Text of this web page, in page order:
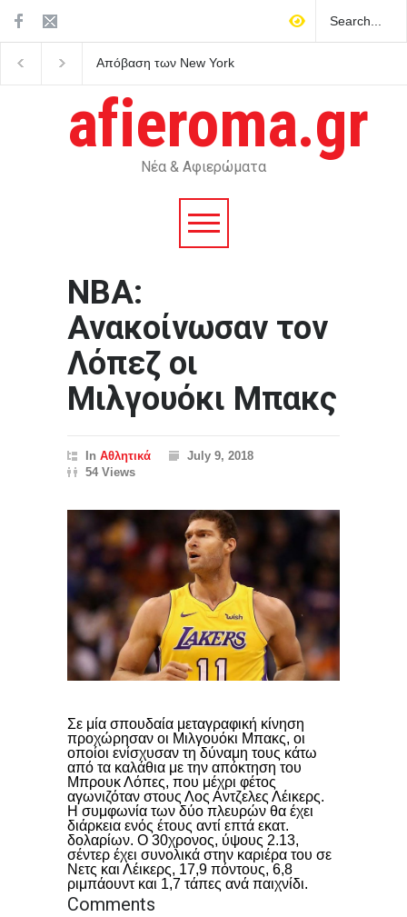
Απόβαση των New York
και της αγγειοπλαστικής
afieroma.gr
Νέα & Αφιερώματα
ΝΒΑ:
Ανακοίνωσαν τον
Λόπεζ οι
Μιλγουόκι Μπακς
In Αθλητικά
July 9, 2018
54 Views
Σε μία σπουδαία μεταγραφική κίνηση
προχώρησαν οι Μιλγουόκι Μπακς, οι
οποίοι ενίσχυσαν τη δύναμη τους κάτω
από τα καλάθια με την απόκτηση του
Μπρουκ Λόπες, που μέχρι φέτος
αγωνιζόταν στους Λος Αντζελες Λέικερς.
Η συμφωνία των δύο πλευρών θα έχει
διάρκεια ενός έτους αντί επτά εκατ.
δολαρίων. Ο 30χρονος, ύψους 2.13,
σέντερ έχει συνολικά στην καριέρα του σε
Νετς και Λέικερς, 17,9 πόντους, 6,8
ριμπάουντ και 1,7 τάπες ανά παιχνίδι.
Comments